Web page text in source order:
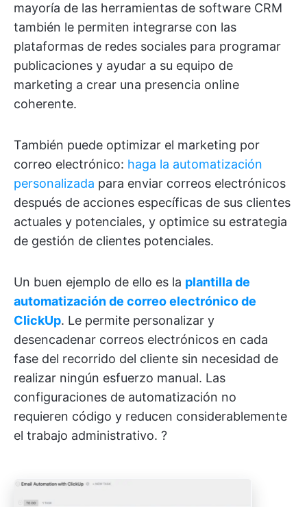
mayoría de las herramientas de software CRM
también le permiten integrarse con las
plataformas de redes sociales para programar
publicaciones y ayudar a su equipo de
marketing a crear una presencia online
coherente.
También puede optimizar el marketing por
correo electrónico: haga la automatización
personalizada para enviar correos electrónicos
después de acciones específicas de sus clientes
actuales y potenciales, y optimice su estrategia
de gestión de clientes potenciales.
Un buen ejemplo de ello es la plantilla de
automatización de correo electrónico de
ClickUp. Le permite personalizar y
desencadenar correos electrónicos en cada
fase del recorrido del cliente sin necesidad de
realizar ningún esfuerzo manual. Las
configuraciones de automatización no
requieren código y reducen considerablemente
el trabajo administrativo. ?